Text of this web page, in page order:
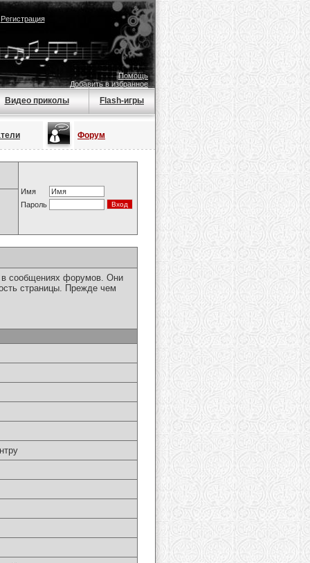
Регистрация
Помощь
Добавить в избранное
Видео приколы Flash-игры
Форум
Имя
Пароль
в сообщениях форумов. Они
страницы. Прежде чем